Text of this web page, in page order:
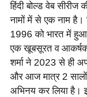
हिंदी बोल्ड वेब सीरीज
नामों में से एक नाम है।
1996 को भारत में हुआ
एक खूबसूरत व आकर्षक
शर्मा ने 2023 से ही
और आज मात्र 2
अभिनय कर लिया है।